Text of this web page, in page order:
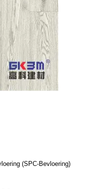
(SPC-Bevloering)